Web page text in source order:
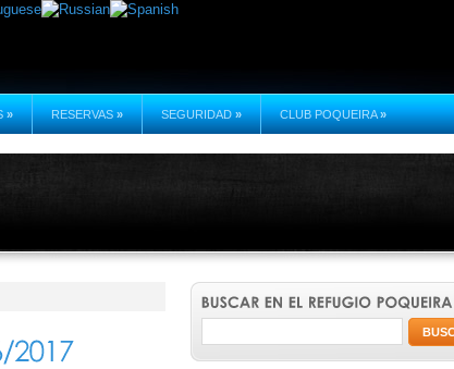
» RESERVAS » SEGURIDAD » CLUB POQUEIRA »